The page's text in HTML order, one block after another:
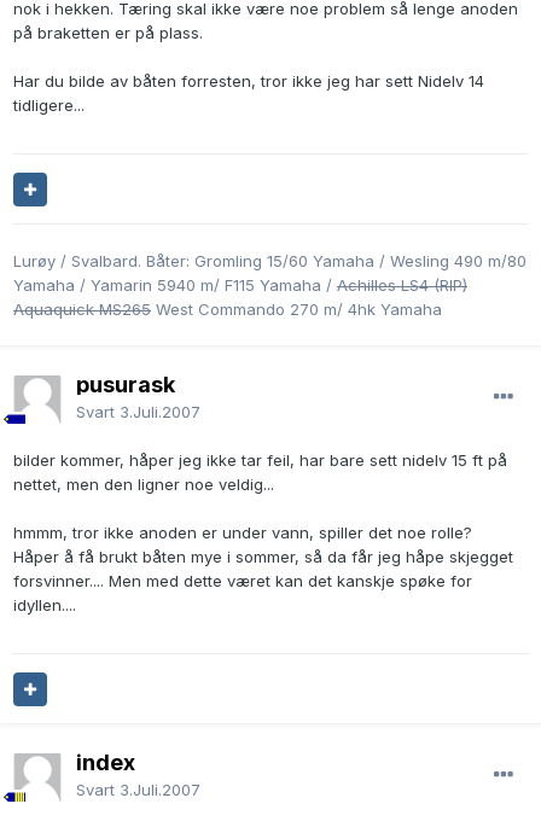
nok i hekken. Tæring skal ikke være noe problem så lenge anoden
på braketten er på plass.
Har du bilde av båten forresten, tror ikke jeg har sett Nidelv 14
tidligere...
Lurøy / Svalbard. Båter: Gromling 15/60 Yamaha / Wesling 490 m/80
Yamaha / Yamarin 5940 m/ F115 Yamaha / Achilles LS4 (RIP)
Aquaquick MS265 West Commando 270 m/ 4hk Yamaha
pusurask
Svart 3.Juli.2007
bilder kommer, håper jeg ikke tar feil, har bare sett nidelv 15 ft på
nettet, men den ligner noe veldig...
hmmm, tror ikke anoden er under vann, spiller det noe rolle?
Håper å få brukt båten mye i sommer, så da får jeg håpe skjegget
forsvinner.... Men med dette været kan det kanskje spøke for
idyllen....
index
Svart 3.Juli.2007